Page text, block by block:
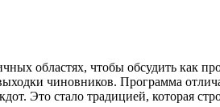
областях, чтобы обсудить как
чиновников. Программа
Это стало традицией, которая